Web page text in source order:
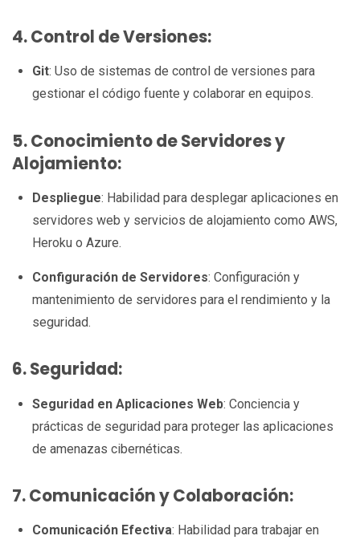
4. Control de Versiones:
Git: Uso de sistemas de control de versiones para
gestionar el código fuente y colaborar en equipos.
5. Conocimiento de Servidores y
Alojamiento:
Despliegue: Habilidad para desplegar aplicaciones en
servidores web y servicios de alojamiento como AWS,
Heroku o Azure.
Configuración de Servidores: Configuración y
mantenimiento de servidores para el rendimiento y la
seguridad.
6. Seguridad:
Seguridad en Aplicaciones Web: Conciencia y
prácticas de seguridad para proteger las aplicaciones
de amenazas cibernéticas.
7. Comunicación y Colaboración:
Comunicación Efectiva: Habilidad para trabajar en